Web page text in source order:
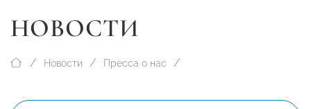
НОВОСТИ
Новости Пресса о нас